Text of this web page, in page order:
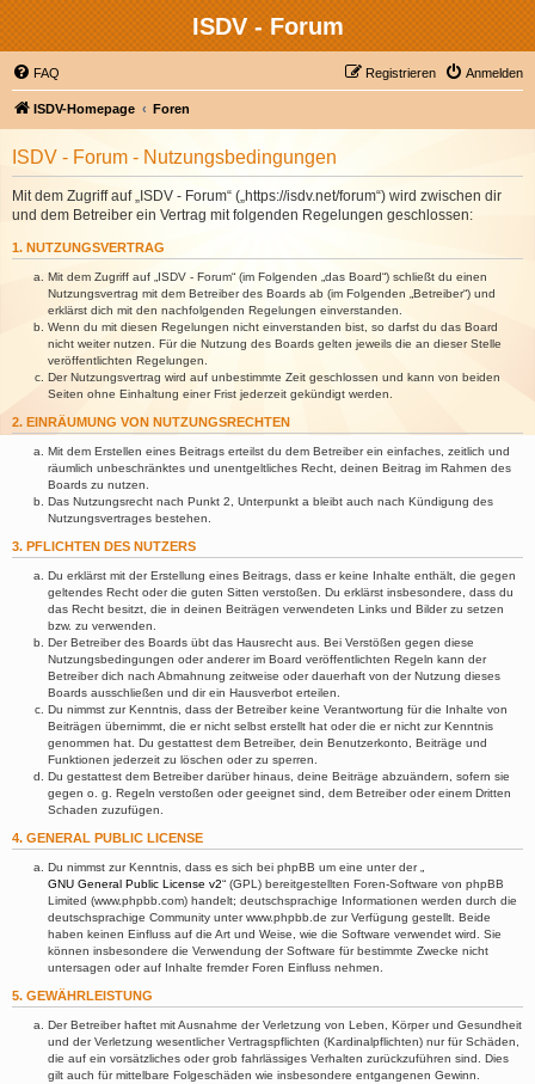
ISDV - Forum
FAQ Anmelden
Registrieren
ISDV-Homepage Foren
ISDV - Forum - Nutzungsbedingungen
Mit dem Zugriff auf „ISDV - Forum“ („https://isdv.net/forum“) wird zwischen dir
und dem Betreiber ein Vertrag mit folgenden Regelungen geschlossen:
1. NUTZUNGSVERTRAG
Mit dem Zugriff auf „ISDV - Forum“ (im Folgenden „das Board“) schließt du einen
Nutzungsvertrag mit dem Betreiber des Boards ab (im Folgenden „Betreiber“) und
erklärst dich mit den nachfolgenden Regelungen einverstanden.
Wenn du mit diesen Regelungen nicht einverstanden bist, so darfst du das Board
nicht weiter nutzen. Für die Nutzung des Boards gelten jeweils die an dieser Stelle
veröffentlichten Regelungen.
Der Nutzungsvertrag wird auf unbestimmte Zeit geschlossen und kann von beiden
Seiten ohne Einhaltung einer Frist jederzeit gekündigt werden.
2. EINRÄUMUNG VON NUTZUNGSRECHTEN
Mit dem Erstellen eines Beitrags erteilst du dem Betreiber ein einfaches, zeitlich und
räumlich unbeschränktes und unentgeltliches Recht, deinen Beitrag im Rahmen des
Boards zu nutzen.
Das Nutzungsrecht nach Punkt 2, Unterpunkt a bleibt auch nach Kündigung des
Nutzungsvertrages bestehen.
3. PFLICHTEN DES NUTZERS
Du erklärst mit der Erstellung eines Beitrags, dass er keine Inhalte enthält, die gegen
geltendes Recht oder die guten Sitten verstoßen. Du erklärst insbesondere, dass du
das Recht besitzt, die in deinen Beiträgen verwendeten Links und Bilder zu setzen
bzw. zu verwenden.
Der Betreiber des Boards übt das Hausrecht aus. Bei Verstößen gegen diese
Nutzungsbedingungen oder anderer im Board veröffentlichten Regeln kann der
Betreiber dich nach Abmahnung zeitweise oder dauerhaft von der Nutzung dieses
Boards ausschließen und dir ein Hausverbot erteilen.
Du nimmst zur Kenntnis, dass der Betreiber keine Verantwortung für die Inhalte von
Beiträgen übernimmt, die er nicht selbst erstellt hat oder die er nicht zur Kenntnis
genommen hat. Du gestattest dem Betreiber, dein Benutzerkonto, Beiträge und
Funktionen jederzeit zu löschen oder zu sperren.
Du gestattest dem Betreiber darüber hinaus, deine Beiträge abzuändern, sofern sie
gegen o. g. Regeln verstoßen oder geeignet sind, dem Betreiber oder einem Dritten
Schaden zuzufügen.
4. GENERAL PUBLIC LICENSE
Du nimmst zur Kenntnis, dass es sich bei phpBB um eine unter der „
GNU General Public License v2“ (GPL) bereitgestellten Foren-Software von phpBB
Limited (www.phpbb.com) handelt; deutschsprachige Informationen werden durch die
deutschsprachige Community unter www.phpbb.de zur Verfügung gestellt. Beide
haben keinen Einfluss auf die Art und Weise, wie die Software verwendet wird. Sie
können insbesondere die Verwendung der Software für bestimmte Zwecke nicht
untersagen oder auf Inhalte fremder Foren Einfluss nehmen.
5. GEWÄHRLEISTUNG
Der Betreiber haftet mit Ausnahme der Verletzung von Leben, Körper und Gesundheit
und der Verletzung wesentlicher Vertragspflichten (Kardinalpflichten) nur für Schäden,
die auf ein vorsätzliches oder grob fahrlässiges Verhalten zurückzuführen sind. Dies
gilt auch für mittelbare Folgeschäden wie insbesondere entgangenen Gewinn.